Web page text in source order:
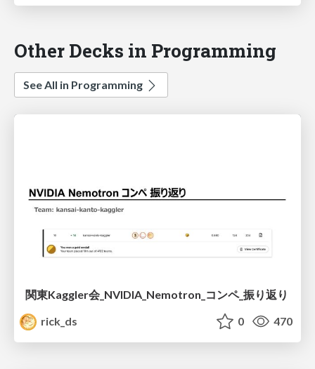
Other Decks in Programming
See All in Programming
関東Kaggler会_NVIDIA_Nemotron_コンペ_振り返り
rick_ds
0 470